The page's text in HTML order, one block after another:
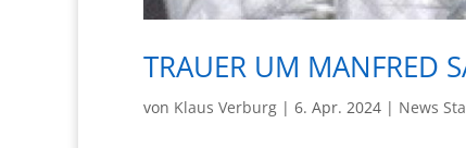
TRAUER UM MANFRED
von Klaus Verburg | 6. Apr. 2024 | News